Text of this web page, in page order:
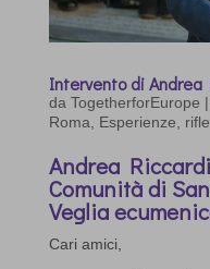
Intervento di Andrea
da TogetherforEurope |
Roma
Esperienze,
Andrea
Comunità di
Veglia
Cari amici,